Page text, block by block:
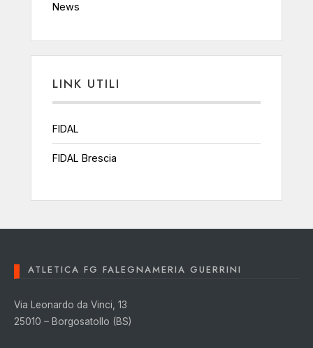
News
LINK UTILI
FIDAL
FIDAL Brescia
ATLETICA FG FALEGNAMERIA GUERRINI
Via Leonardo da Vinci, 13
25010 – Borgosatollo (BS)